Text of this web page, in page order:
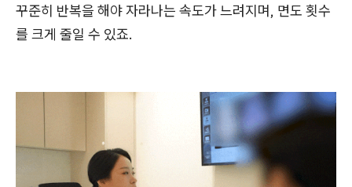
꾸준히 반복을 해야 자라나는 속도가 느려지며, 면도 횟수
를 크게 줄일 수 있죠.